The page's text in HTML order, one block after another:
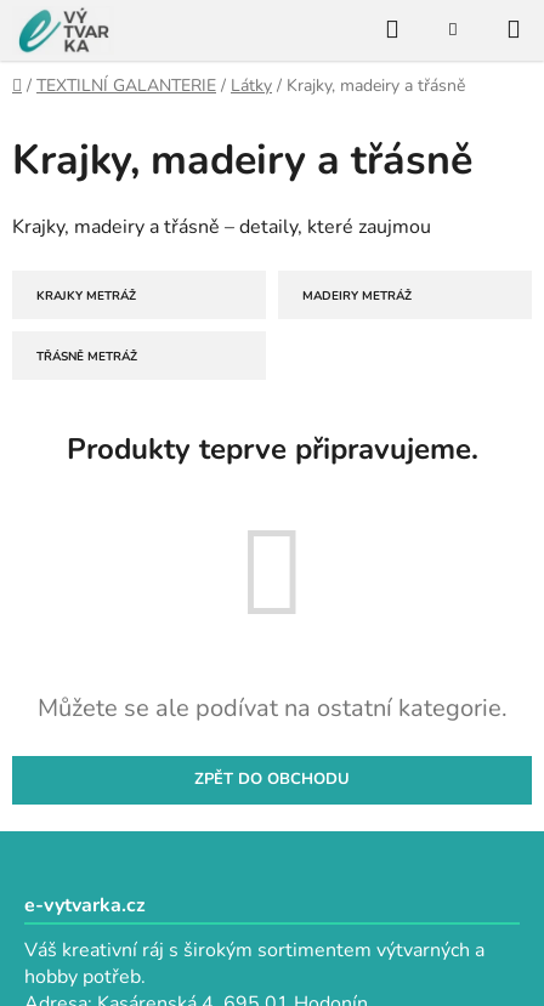
Přejít
na
obsah
HledatNÁKUPNÍ
Domů
/ TEXTILNÍ GALANTERIE / Látky / Krajky, madeiry a třásně
Krajky, madeiry a třásně
Krajky, madeiry a třásně – detaily, které zaujmou
KRAJKY METRÁŽ MADEIRY METRÁŽ
TŘÁSNĚ METRÁŽ
Produkty teprve připravujeme.
Můžete se ale podívat na ostatní kategorie.
ZPĚT DO OBCHODU
e-vytvarka.cz
Váš kreativní ráj s širokým sortimentem výtvarných a
hobby potřeb.